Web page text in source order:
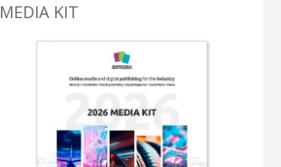
MEDIA KIT